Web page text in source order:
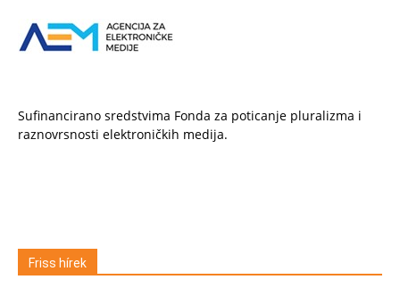
Sufinancirano sredstvima Fonda za poticanje pluralizma i
raznovrsnosti elektroničkih medija.
Friss hírek